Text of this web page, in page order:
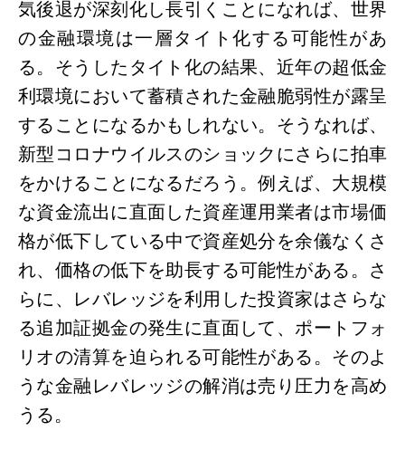
気後退が深刻化し長引くことになれば、世界
の金融環境は一層タイト化する可能性があ
る。そうしたタイト化の結果、近年の超低金
利環境において蓄積された金融脆弱性が露呈
することになるかもしれない。そうなれば、
新型コロナウイルスのショックにさらに拍車
をかけることになるだろう。例えば、大規模
な資金流出に直面した資産運用業者は市場価
格が低下している中で資産処分を余儀なくさ
れ、価格の低下を助長する可能性がある。さ
らに、レバレッジを利用した投資家はさらな
る追加証拠金の発生に直面して、ポートフォ
リオの清算を迫られる可能性がある。そのよ
うな金融レバレッジの解消は売り圧力を高め
うる。